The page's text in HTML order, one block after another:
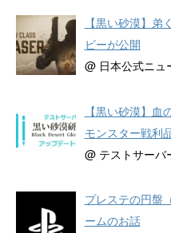
【黒い砂漠】
ビーが公開
@ 日本公式ニュ
【黒い砂漠】
モンスター戦利
@ テストサーバ
プレステの円盤
ームのお話